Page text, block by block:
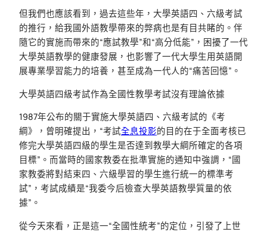
但我們也應該看到，過去這些年，大學英語四、六級考試
的推行，給我國外語教學帶來的弊病也是有目共睹的。伴
隨它的實施而帶來的“應試教學”和“高分低能”，困擾了一代
大學英語教學的健康發展，也影響了一代大學生用英語開
展專業學習能力的培養，甚至成為一代人的“痛苦回憶”。
大學英語四級考試作為全國性教學考試沒有理論依據
1987年公布的關于實施大學英語四、六級考試的《考
綱》，曾明確提出，“考試全息投影的目的在于全面考核已
修完大學英語四級的學生是否達到教學大綱所確定的各項
目標”。而當時的國家教委在批準實施的通知中強調，“國
家教委將對結束四、六級學習的學生進行統一的標準考
試”，考試成績是“我委今后檢查大學英語教學質量的依
據”。
從今天來看，正是這一“全國性統考”的定位，引發了上世